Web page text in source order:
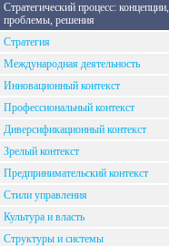
Стратегический процесс: концепции,
проблемы, решения
Стратегия
Международная деятельность
Инновационный контекст
Профессиональный контекст
Диверсификационный контекст
Зрелый контекст
Предпринимательский контекст
Стили управления
Культура и власть
Структуры и системы